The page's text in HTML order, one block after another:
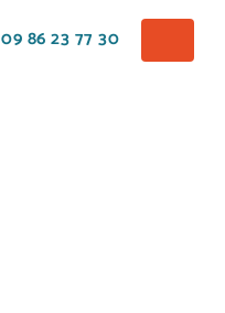
09 86 23 77 30